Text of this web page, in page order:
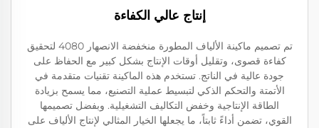
إنتاج عالي الكفاءة
تم تصميم ماكينة الألياف المطورة منخفضة الانصهار 4080 لتحقيق
كفاءة قصوى، وتقليل أوقات الإنتاج بشكل كبير مع الحفاظ على
جودة عالية في الناتج. تستخدم هذه الماكينة تقنيات متقدمة في
الأتمتة والتحكم الذكي لتبسيط عملية التصنيع، مما يسمح بزيادة
الطاقة الإنتاجية وخفض التكاليف التشغيلية. وبفضل تصميمها
القوي، تضمن أداءً ثابتاً، ما يجعلها الخيار المثالي لإنتاج الألياف على